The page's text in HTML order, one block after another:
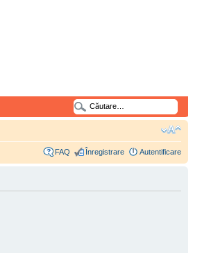
FAQ Înregistrare Autentificare